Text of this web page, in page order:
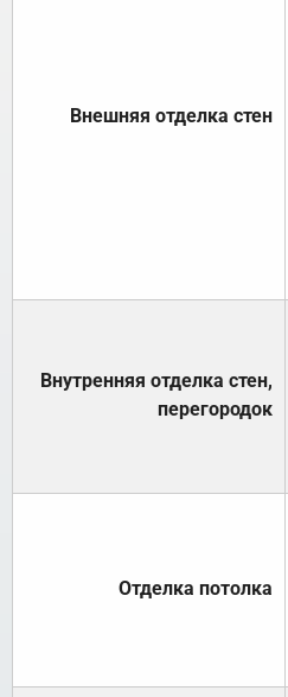
Внешняя отделка стен
Внутренняя отделка стен,
перегородок
Отделка потолка